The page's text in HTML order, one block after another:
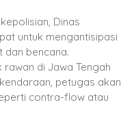
Dinas
untuk mengantisipasi
dan bencana.
di Jawa Tengah
petugas akan
contra-flow atau